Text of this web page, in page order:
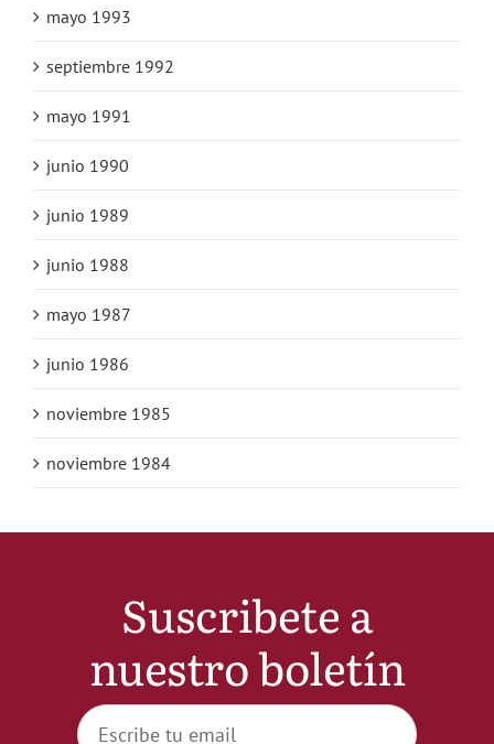
mayo 1993
septiembre 1992
mayo 1991
junio 1990
junio 1989
junio 1988
mayo 1987
junio 1986
noviembre 1985
noviembre 1984
Suscribete a
nuestro boletín